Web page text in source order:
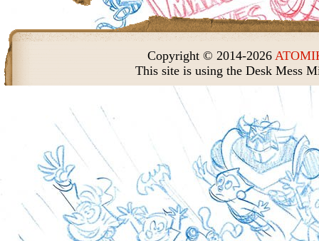
Copyright © 2014-2026
This site is using the Desk Mess